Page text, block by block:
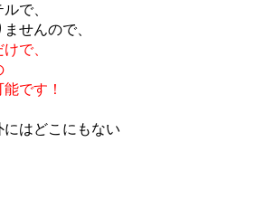
で、
せんので、
で、
です！
にはどこにもない